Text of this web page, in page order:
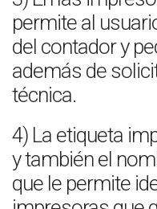
permite al
del contador y
además de
técnica.
4) La etiqueta
y también el
que le permite